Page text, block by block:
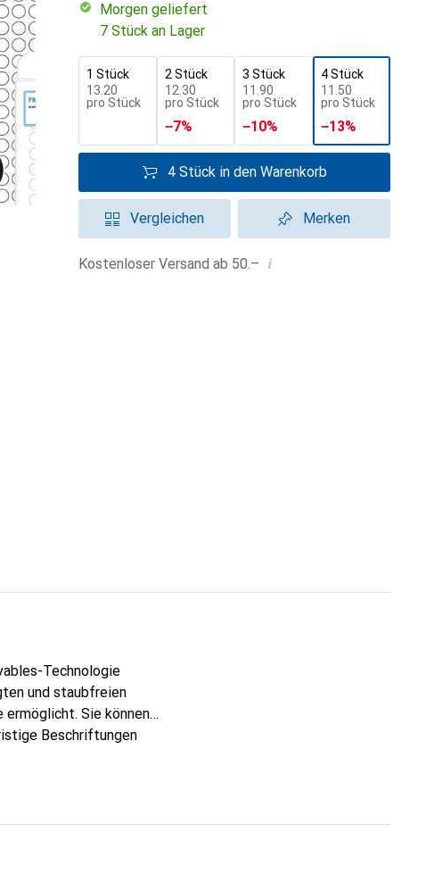
morgen geliefert
7 Stück an Lager
1 Stück
CHF
13.20
pro Stück
2 Stück
CHF
12.30
pro Stück
−7%
3 Stück
CHF
11.90
pro Stück
−10%
4 Stück
CHF
11.50
pro Stück
−13%
4 Stück in den Warenkorb
Vergleichen Merken
Kostenloser Versand ab 50.– i
Technologie
und staubfreien
ermöglicht. Sie können
Beschriftungen
Farblaserdruckern
lösemittelfreiem
die Verpackung